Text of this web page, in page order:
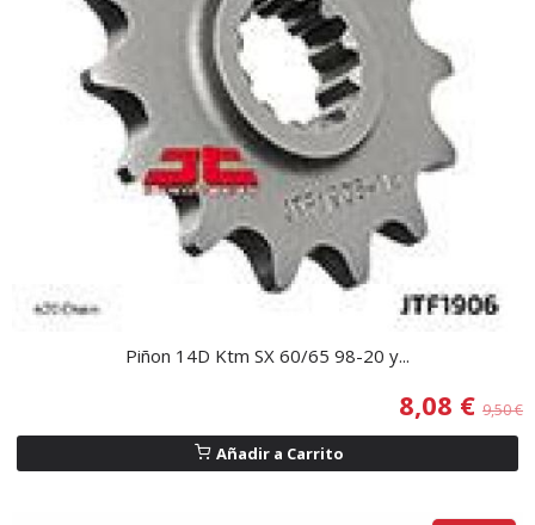
Piñon 14D Ktm SX 60/65 98-20 y...
8,08 € 9,50 €
Añadir a Carrito